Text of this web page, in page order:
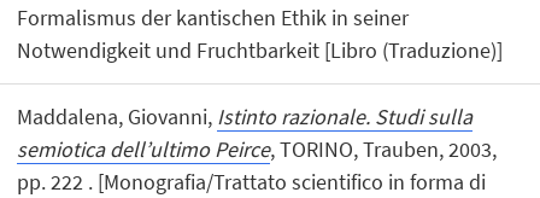
Formalismus der kantischen Ethik in seiner
Notwendigkeit und Fruchtbarkeit [Libro (Traduzione)]
Maddalena, Giovanni, Istinto razionale. Studi sulla
semiotica dell’ultimo Peirce, TORINO, Trauben, 2003,
pp. 222 . [Monografia/Trattato scientifico in forma di